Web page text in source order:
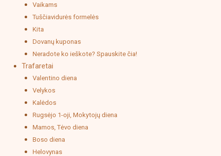
Vaikams
Tuščiavidurės formelės
Kita
Dovanų kuponas
Neradote ko ieškote? Spauskite čia!
Trafaretai
Valentino diena
Velykos
Kalėdos
Rugsėjo 1-oji, Mokytojų diena
Mamos, Tėvo diena
Boso diena
Helovynas